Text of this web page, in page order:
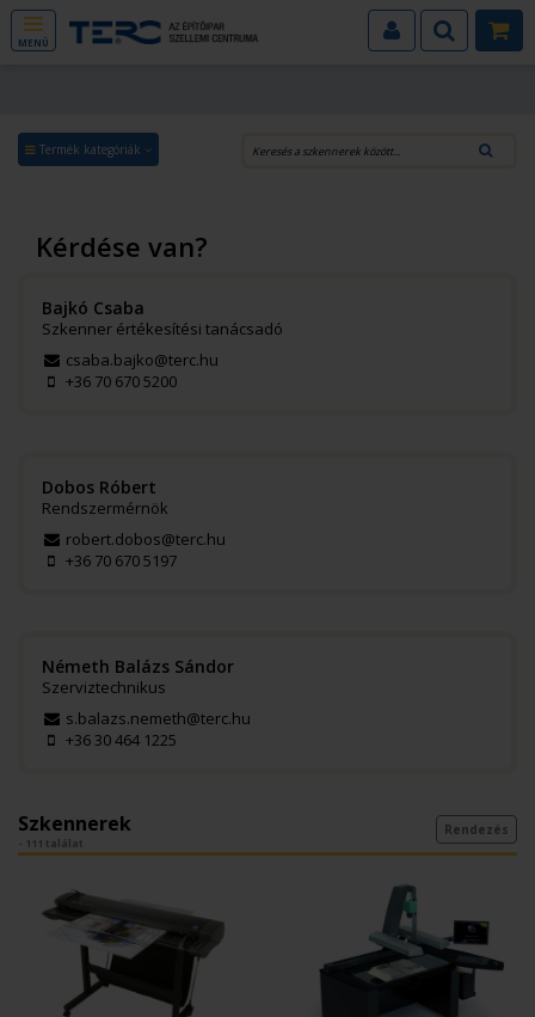
MENÜ
Termék kategóriák
Kérdése van?
Bajkó Csaba
Szkenner értékesítési tanácsadó
csaba.bajko@terc.hu
+36 70 670 5200
Dobos Róbert
Rendszermérnök
robert.dobos@terc.hu
+36 70 670 5197
Németh Balázs Sándor
Szerviztechnikus
s.balazs.nemeth@terc.hu
+36 30 464 1225
Szkennerek
- 111 találat
Rendezés